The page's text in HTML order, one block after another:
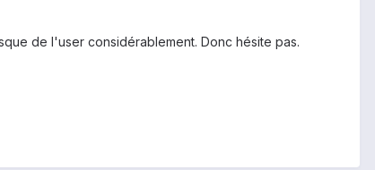
de l'user considérablement. Donc hésite pas.